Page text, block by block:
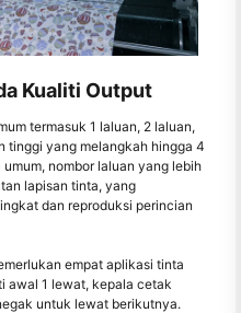
Kualiti Output
termasuk 1 laluan, 2 laluan,
tinggi yang melangkah hingga 4
nombor laluan yang lebih
lapisan tinta, yang
dan reproduksi perincian
empat aplikasi tinta
awal 1 lewat, kepala cetak
untuk lewat berikutnya.